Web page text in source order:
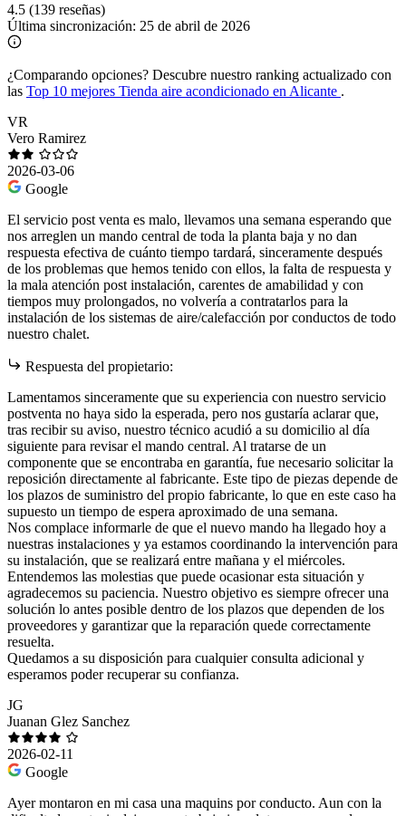
4.5 (139 reseñas)
Última sincronización: 25 de abril de 2026
¿Comparando opciones? Descubre nuestro ranking actualizado con
las Top 10 mejores Tienda aire acondicionado en Alicante .
VR
Vero Ramirez
2026-03-06
Google
El servicio post venta es malo, llevamos una semana esperando que
nos arreglen un mando central de toda la planta baja y no dan
respuesta efectiva de cuánto tiempo tardará, sinceramente después
de los problemas que hemos tenido con ellos, la falta de respuesta y
la mala atención post instalación, carentes de amabilidad y con
tiempos muy prolongados, no volvería a contratarlos para la
instalación de los sistemas de aire/calefacción por conductos de todo
nuestro chalet.
Respuesta del propietario:
Lamentamos sinceramente que su experiencia con nuestro servicio
postventa no haya sido la esperada, pero nos gustaría aclarar que,
tras recibir su aviso, nuestro técnico acudió a su domicilio al día
siguiente para revisar el mando central. Al tratarse de un
componente que se encontraba en garantía, fue necesario solicitar la
reposición directamente al fabricante. Este tipo de piezas depende de
los plazos de suministro del propio fabricante, lo que en este caso ha
supuesto un tiempo de espera aproximado de una semana.
Nos complace informarle de que el nuevo mando ha llegado hoy a
nuestras instalaciones y ya estamos coordinando la intervención para
su instalación, que se realizará entre mañana y el miércoles.
Entendemos las molestias que puede ocasionar esta situación y
agradecemos su paciencia. Nuestro objetivo es siempre ofrecer una
solución lo antes posible dentro de los plazos que dependen de los
proveedores y garantizar que la reparación quede correctamente
resuelta.
Quedamos a su disposición para cualquier consulta adicional y
esperamos poder recuperar su confianza.
JG
Juanan Glez Sanchez
2026-02-11
Google
Ayer montaron en mi casa una maquins por conducto. Aun con la